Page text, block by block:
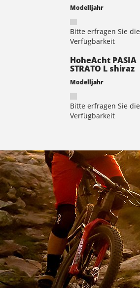
Modelljahr
Bitte erfragen Sie die
Verfügbarkeit
HoheAcht PASIA
STRATO L shiraz
Modelljahr
Bitte erfragen Sie die
Verfügbarkeit